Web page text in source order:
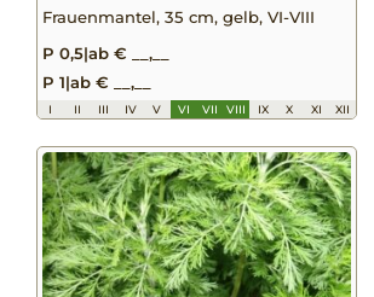
Frauenmantel, 35 cm, gelb, VI-VIII
P 0,5|ab € __,__
P 1|ab € __,__
I II III IV V VI VII VIII IX X XI XII